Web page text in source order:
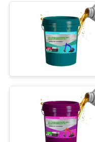
PRIVACY
POLICY